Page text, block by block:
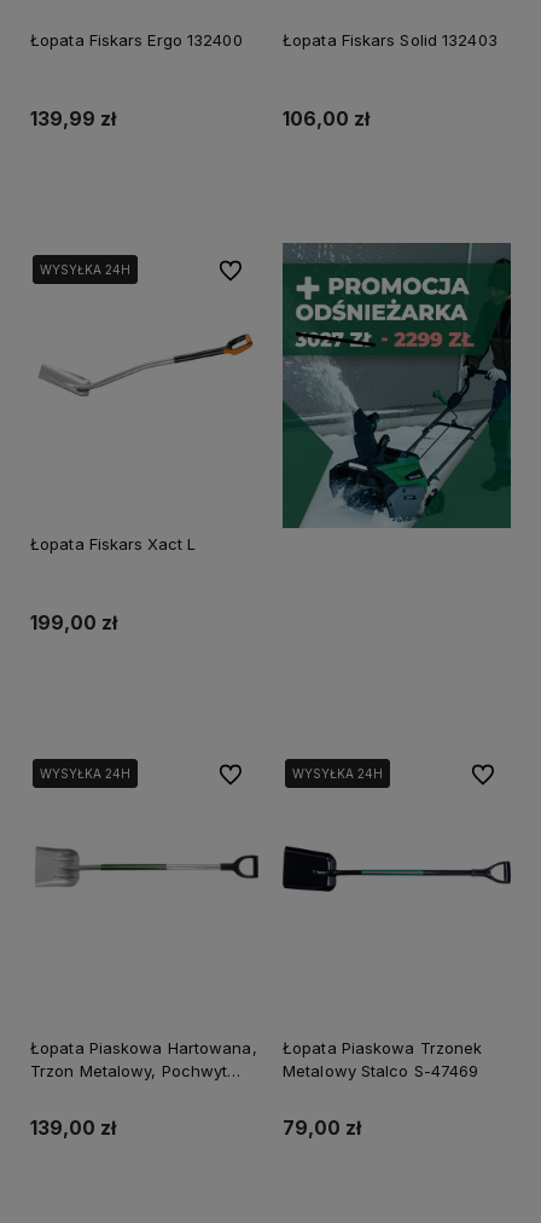
Łopata Fiskars Ergo 132400
139,99 zł
Łopata Fiskars Solid 132403
106,00 zł
WYSYŁKA 24H
WYSYŁKA 24H
Łopata Fiskars Xact L
199,00 zł
Do ulubionych
WYSYŁKA 24H
WYSYŁKA 24H
Łopata Piaskowa Hartowana,
Trzon Metalowy, Pochwyt
139,00 zł
Do ulubionychWYSYŁKA 24H
WYSYŁKA 24H
Łopata Piaskowa Trzonek
Metalowy Stalco S-47469
79,00 zł
Do